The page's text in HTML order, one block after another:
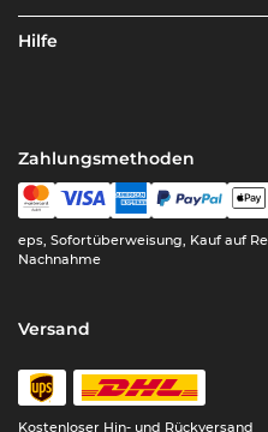
Hilfe
Zahlungsmethoden
eps, Sofortüberweisung, Kauf auf
Nachnahme
Versand
Kostenloser Hin- und Rückversand